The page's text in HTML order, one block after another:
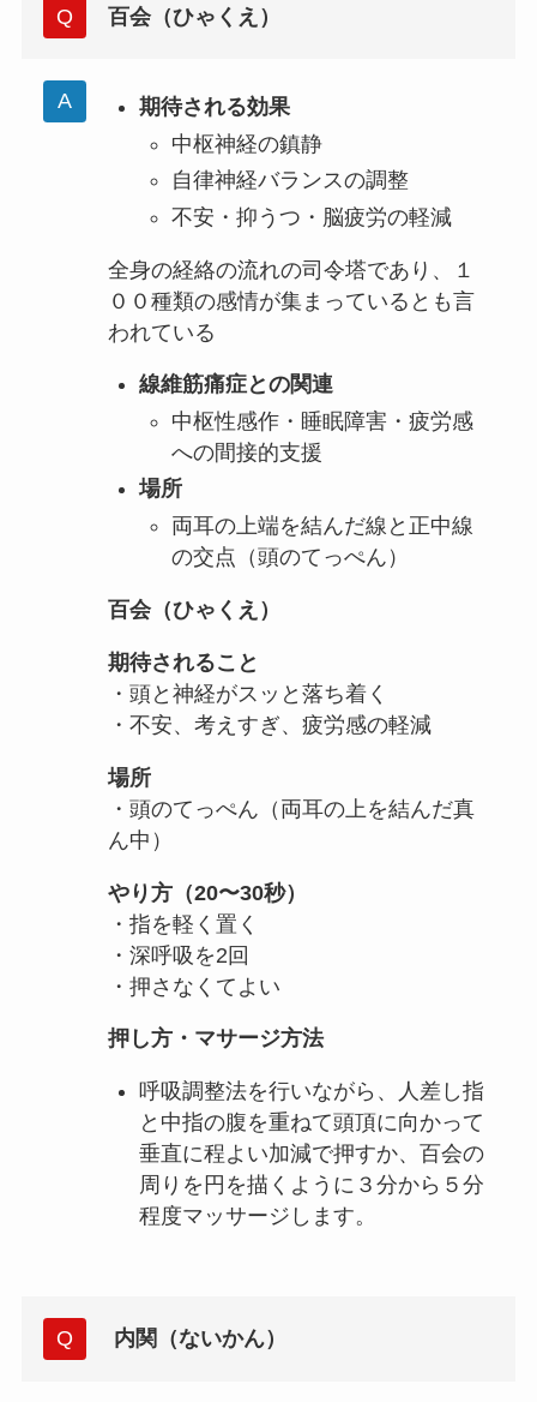
百会（ひゃくえ）
期待される効果
中枢神経の鎮静
自律神経バランスの調整
不安・抑うつ・脳疲労の軽減
全身の経絡の流れの司令塔であり、１
００種類の感情が集まっているとも言
われている
線維筋痛症との関連
中枢性感作・睡眠障害・疲労感
への間接的支援
場所
両耳の上端を結んだ線と正中線
の交点（頭のてっぺん）
百会（ひゃくえ）
期待されること
・頭と神経がスッと落ち着く
・不安、考えすぎ、疲労感の軽減
場所
・頭のてっぺん（両耳の上を結んだ真
ん中）
やり方（20〜30秒）
・指を軽く置く
・深呼吸を2回
・押さなくてよい
押し方・マサージ方法
呼吸調整法を行いながら、人差し指
と中指の腹を重ねて頭頂に向かって
垂直に程よい加減で押すか、百会の
周りを円を描くように３分から５分
程度マッサージします。
内関（ないかん）